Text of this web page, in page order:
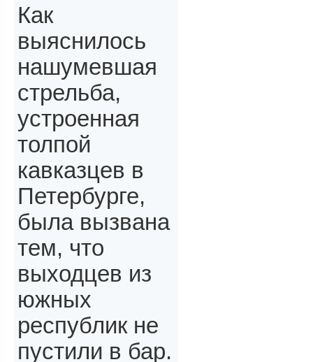
Как
выяснилось
нашумевшая
стрельба,
устроенная
толпой
кавказцев в
Петербурге,
была вызвана
тем, что
выходцев из
южных
республик не
пустили в бар.